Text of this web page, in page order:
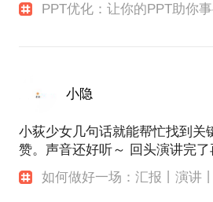
PPT优化：让你的PPT助你
小隐
小荻少女几句话就能帮忙找到关
赞。声音还好听～ 回头演讲完了
如何做好一场：汇报丨演讲